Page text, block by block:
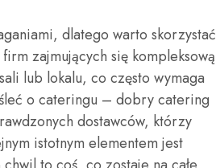
dlatego warto skorzystać
zajmujących się kompleksową
lub lokalu, co często wymaga
o cateringu – dobry catering
dostawców, którzy
istotnym elementem jest